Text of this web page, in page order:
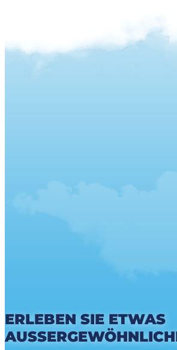
ERLEBEN SIE ETWAS